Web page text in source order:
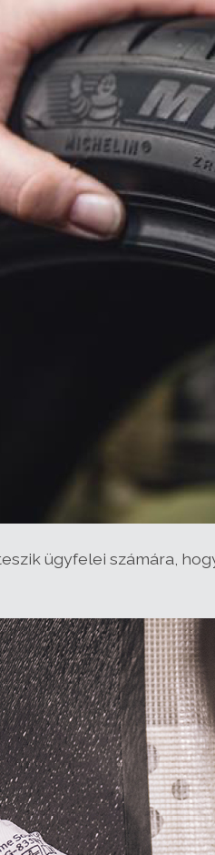
ügyfelei számára,